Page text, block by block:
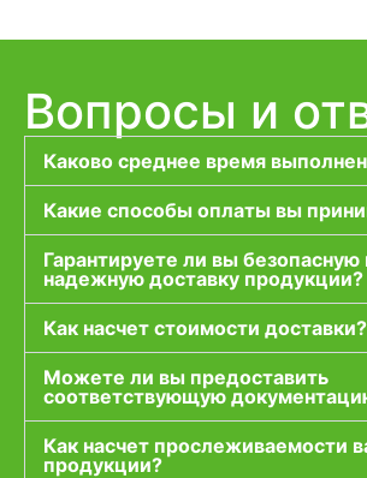
Вопросы и
Каково среднее время
Какие способы оплаты вы
Гарантируете ли вы безопасную
надежную доставку продукции?
Как насчет стоимости доставки?
Можете ли вы предоставить
соответствующую
Как насчет прослеживаемости
продукции?